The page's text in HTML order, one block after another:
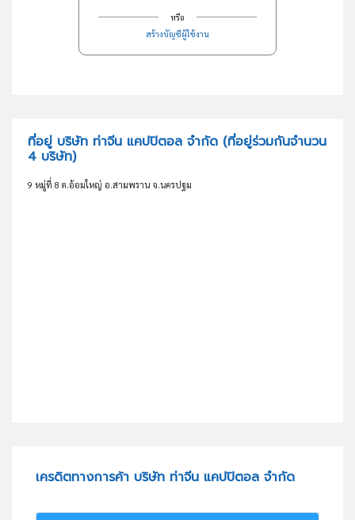
หรือ
สร้างบัญชีผู้ใช้งาน
ที่อยู่ บริษัท ท่าจีน แคปปิตอล จำกัด (ที่อยู่ร่วมกันจำนวน
4 บริษัท)
9 หมู่ที่ 8 ต.อ้อมใหญ่ อ.สามพราน จ.นครปฐม
เครดิตทางการค้า บริษัท ท่าจีน แคปปิตอล จำกัด